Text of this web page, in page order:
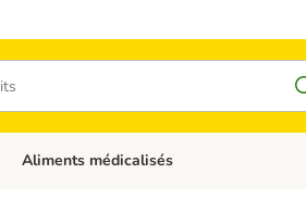
Dérouler les catégories: Autres animaux
Aliments médicalisés